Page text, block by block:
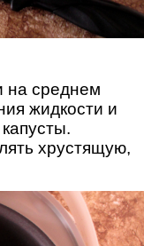
на среднем
жидкости и
хрустящую,